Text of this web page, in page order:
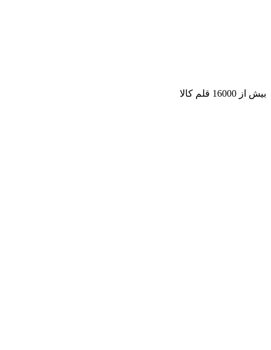
بیش از 16000 قلم کالا